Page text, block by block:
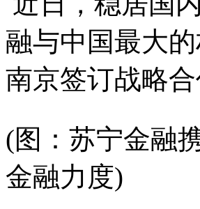
融与中国最大
南京签订战略合
(图：苏宁金融
金融力度)